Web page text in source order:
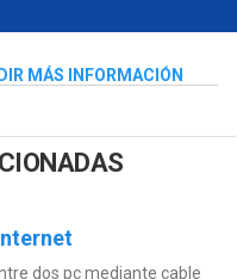
MÁS INFORMACIÓN
dos pc mediante cable